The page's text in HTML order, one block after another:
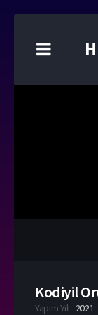
Kodiyil
Yapım Yılı 2021